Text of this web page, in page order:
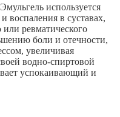
используется
воспаления в суставах,
ревматического
боли и отечности,
увеличивая
водно-спиртовой
успокаивающий и